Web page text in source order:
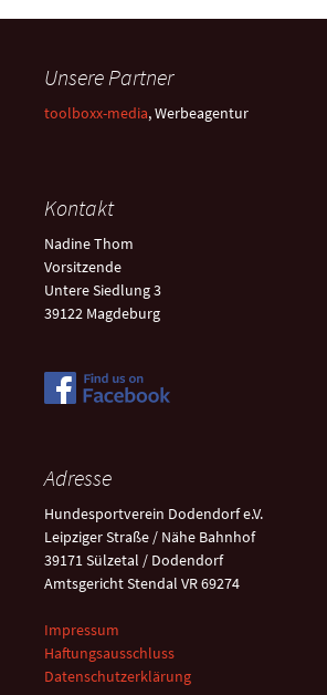
Unsere Partner
toolboxx-media, Werbeagentur
Kontakt
Nadine Thom
Vorsitzende
Untere Siedlung 3
39122 Magdeburg
Adresse
Hundesportverein Dodendorf e.V.
Leipziger Straße / Nähe Bahnhof
39171 Sülzetal / Dodendorf
Amtsgericht Stendal VR 69274
Impressum
Haftungsausschluss
Datenschutzerklärung